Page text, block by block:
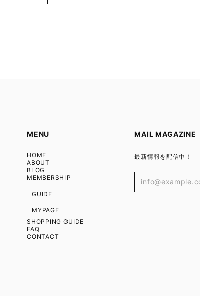
MENU
HOME
ABOUT
BLOG
MEMBERSHIP
GUIDE
MYPAGE
SHOPPING GUIDE
FAQ
CONTACT
MAIL MAGAZINE
最新情報を配信中！